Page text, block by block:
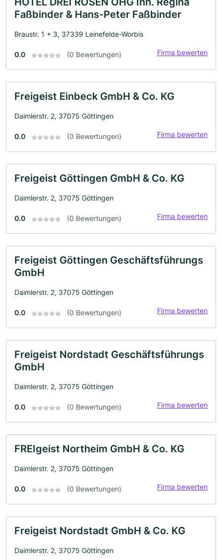
Faßbinder & Hans-Peter Faßbinder
Braustr. 1 + 3, 37339 Leinefelde-Worbis
0.0 (0 Bewertungen) Firma bewerten
Freigeist Einbeck GmbH & Co. KG
Daimlerstr. 2, 37075 Göttingen
0.0 (0 Bewertungen) Firma bewerten
Freigeist Göttingen GmbH & Co. KG
Daimlerstr. 2, 37075 Göttingen
0.0 (0 Bewertungen) Firma bewerten
Freigeist Göttingen Geschäftsführungs
GmbH
Daimlerstr. 2, 37075 Göttingen
0.0 (0 Bewertungen) Firma bewerten
Freigeist Nordstadt Geschäftsführungs
GmbH
Daimlerstr. 2, 37075 Göttingen
0.0 (0 Bewertungen) Firma bewerten
FREIgeist Northeim GmbH & Co. KG
Daimlerstr. 2, 37075 Göttingen
0.0 (0 Bewertungen) Firma bewerten
Freigeist Nordstadt GmbH & Co. KG
Daimlerstr. 2, 37075 Göttingen